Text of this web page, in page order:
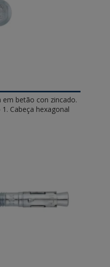
betão con zincado.
Cabeça hexagonal